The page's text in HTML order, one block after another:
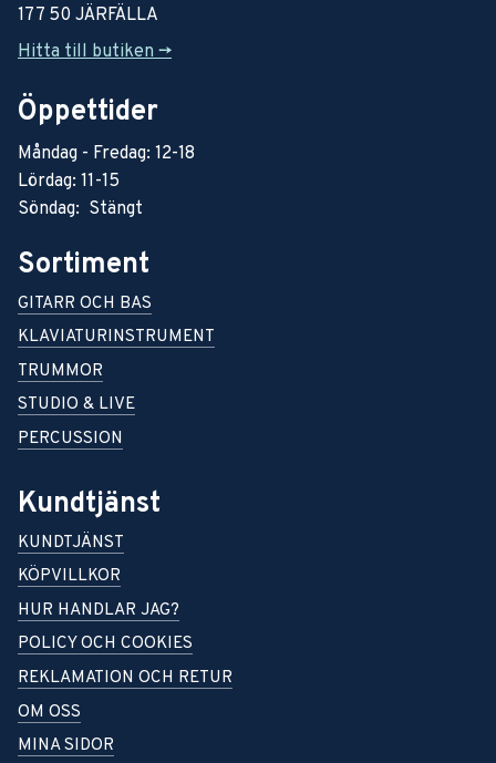
177 50 JÄRFÄLLA
Hitta till butiken ->
Öppettider
Måndag - Fredag: 12-18
Lördag: 11-15
Söndag: Stängt
Sortiment
GITARR OCH BAS
KLAVIATURINSTRUMENT
TRUMMOR
STUDIO & LIVE
PERCUSSION
Kundtjänst
KUNDTJÄNST
KÖPVILLKOR
HUR HANDLAR JAG?
POLICY OCH COOKIES
REKLAMATION OCH RETUR
OM OSS
MINA SIDOR